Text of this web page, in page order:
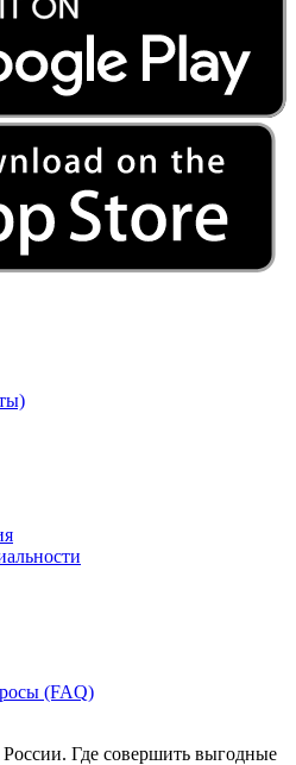
(FAQ)
Где совершить выгодные